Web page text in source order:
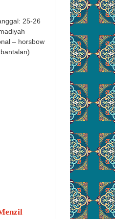
25-26
– horsbow